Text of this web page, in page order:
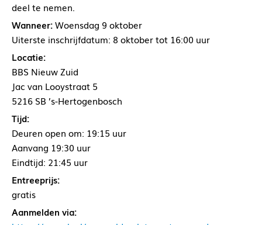
deel te nemen.
Wanneer:Woensdag 9 oktober
Uiterste inschrijfdatum: 8 oktober tot 16:00 uur
Locatie:
BBS Nieuw Zuid
Jac van Looystraat 5
5216 SB ’s-Hertogenbosch
Tijd:
Deuren open om: 19:15 uur
Aanvang 19:30 uur
Eindtijd: 21:45 uur
Entreeprijs:
gratis
Aanmelden via: